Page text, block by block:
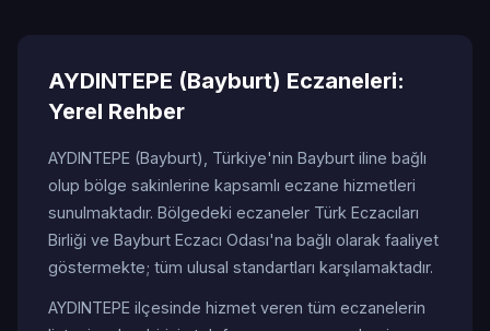
AYDINTEPE (Bayburt) Eczaneleri:
Yerel Rehber
AYDINTEPE (Bayburt), Türkiye'nin Bayburt iline bağlı
olup bölge sakinlerine kapsamlı eczane hizmetleri
sunulmaktadır. Bölgedeki eczaneler Türk Eczacıları
Birliği ve Bayburt Eczacı Odası'na bağlı olarak faaliyet
göstermekte; tüm ulusal standartları karşılamaktadır.
AYDINTEPE ilçesinde hizmet veren tüm eczanelerin